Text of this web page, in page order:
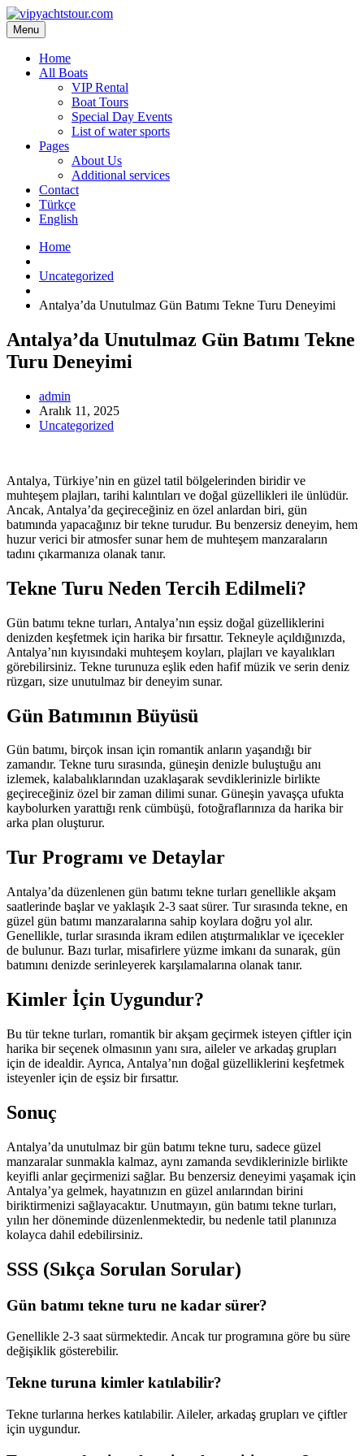
Menu
Home
All Boats
VIP Rental
Boat Tours
Special Day Events
List of water sports
Pages
About Us
Additional services
Contact
Türkçe
English
Home
Uncategorized
Antalya’da Unutulmaz Gün Batımı Tekne Turu Deneyimi
Antalya’da Unutulmaz Gün Batımı Tekne
Turu Deneyimi
admin
Aralık 11, 2025
Uncategorized
Antalya, Türkiye’nin en güzel tatil bölgelerinden biridir ve
muhteşem plajları, tarihi kalıntıları ve doğal güzellikleri ile ünlüdür.
Ancak, Antalya’da geçireceğiniz en özel anlardan biri, gün
batımında yapacağınız bir tekne turudur. Bu benzersiz deneyim, hem
huzur verici bir atmosfer sunar hem de muhteşem manzaraların
tadını çıkarmanıza olanak tanır.
Tekne Turu Neden Tercih Edilmeli?
Gün batımı tekne turları, Antalya’nın eşsiz doğal güzelliklerini
denizden keşfetmek için harika bir fırsattır. Tekneyle açıldığınızda,
Antalya’nın kıyısındaki muhteşem koyları, plajları ve kayalıkları
görebilirsiniz. Tekne turunuza eşlik eden hafif müzik ve serin deniz
rüzgarı, size unutulmaz bir deneyim sunar.
Gün Batımının Büyüsü
Gün batımı, birçok insan için romantik anların yaşandığı bir
zamandır. Tekne turu sırasında, güneşin denizle buluştuğu anı
izlemek, kalabalıklarından uzaklaşarak sevdiklerinizle birlikte
geçireceğiniz özel bir zaman dilimi sunar. Güneşin yavaşça ufukta
kaybolurken yarattığı renk cümbüşü, fotoğraflarınıza da harika bir
arka plan oluşturur.
Tur Programı ve Detaylar
Antalya’da düzenlenen gün batımı tekne turları genellikle akşam
saatlerinde başlar ve yaklaşık 2-3 saat sürer. Tur sırasında tekne, en
güzel gün batımı manzaralarına sahip koylara doğru yol alır.
Genellikle, turlar sırasında ikram edilen atıştırmalıklar ve içecekler
de bulunur. Bazı turlar, misafirlere yüzme imkanı da sunarak, gün
batımını denizde serinleyerek karşılamalarına olanak tanır.
Kimler İçin Uygundur?
Bu tür tekne turları, romantik bir akşam geçirmek isteyen çiftler için
harika bir seçenek olmasının yanı sıra, aileler ve arkadaş grupları
için de idealdir. Ayrıca, Antalya’nın doğal güzelliklerini keşfetmek
isteyenler için de eşsiz bir fırsattır.
Sonuç
Antalya’da unutulmaz bir gün batımı tekne turu, sadece güzel
manzaralar sunmakla kalmaz, aynı zamanda sevdiklerinizle birlikte
keyifli anlar geçirmenizi sağlar. Bu benzersiz deneyimi yaşamak için
Antalya’ya gelmek, hayatınızın en güzel anılarından birini
biriktirmenizi sağlayacaktır. Unutmayın, gün batımı tekne turları,
yılın her döneminde düzenlenmektedir, bu nedenle tatil planınıza
kolayca dahil edebilirsiniz.
SSS (Sıkça Sorulan Sorular)
Gün batımı tekne turu ne kadar sürer?
Genellikle 2-3 saat sürmektedir. Ancak tur programına göre bu süre
değişiklik gösterebilir.
Tekne turuna kimler katılabilir?
Tekne turlarına herkes katılabilir. Aileler, arkadaş grupları ve çiftler
için uygundur.